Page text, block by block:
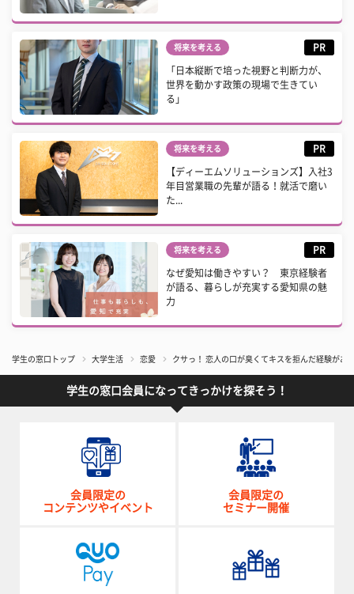
将来を考える PR
「日本縦断で培った視野と判断力が、
世界を動かす政策の現場で生きてい
る」
将来を考える PR
【ディーエムソリューションズ】入社3
年目営業職の先輩が語る！就活で磨い
た...
将来を考える PR
なぜ愛知は働きやすい？ 東京経験者
が語る、暮らしが充実する愛知県の魅
力
学生の窓口トップ 大学生活 恋愛 クサっ！ 恋人の口が臭くてキスを拒んだ経験があ
学生の窓口会員になってきっかけを探そう！
会員限定の
コンテンツやイベント
会員限定の
セミナー開催